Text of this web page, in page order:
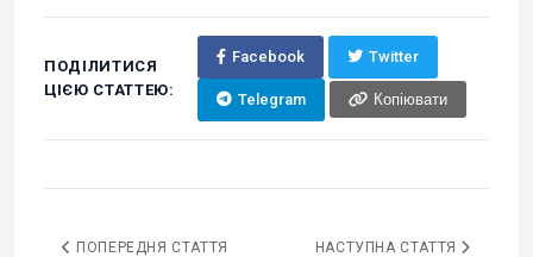
ПОДІЛИТИСЯ
ЦІЄЮ СТАТТЕЮ:
Facebook Twitter
Telegram Копіювати
ПОПЕРЕДНЯ СТАТТЯ НАСТУПНА СТАТТЯ